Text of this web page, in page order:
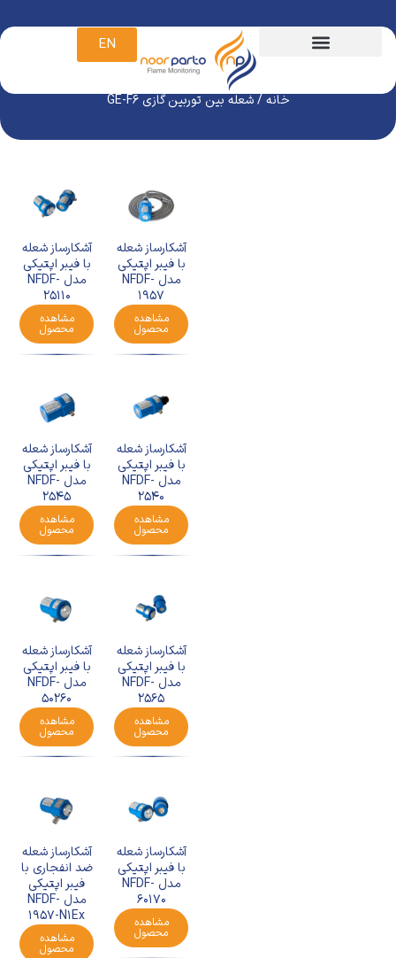
EN
شعله بین توربین گازی GE-F6
خانه/ شعله بین توربین گازی GE-F6
آشکارساز شعله
با فیبر اپتیکی
مدل NFDF-
1957
مشاهده
محصول
آشکارساز شعله
با فیبر اپتیکی
مدل NFDF-
25110
مشاهده
محصول
آشکارساز شعله
با فیبر اپتیکی
مدل NFDF-
2540
مشاهده
محصول
آشکارساز شعله
با فیبر اپتیکی
مدل NFDF-
2545
مشاهده
محصول
آشکارساز شعله
با فیبر اپتیکی
مدل NFDF-
2565
مشاهده
محصول
آشکارساز شعله
با فیبر اپتیکی
مدل NFDF-
50260
مشاهده
محصول
آشکارساز شعله
با فیبر اپتیکی
مدل NFDF-
60170
مشاهده
محصول
آشکارساز شعله
ضد انفجاری با
فیبر اپتیکی
مدل NFDF-
1957-N1Ex
مشاهده
محصول